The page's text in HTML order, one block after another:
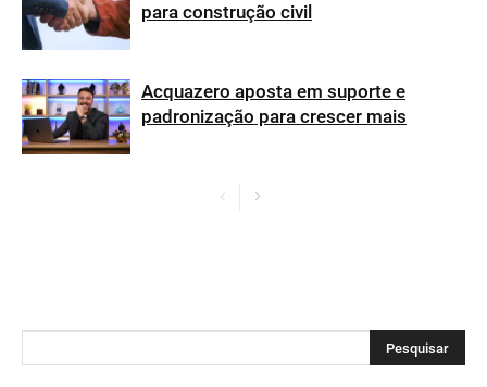
para construção civil
Acquazero aposta em suporte e
padronização para crescer mais